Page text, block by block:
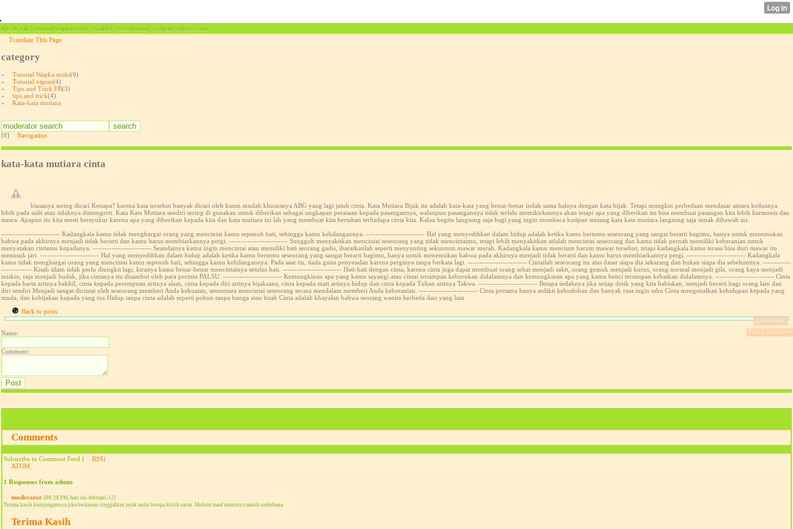
tips & trik | tutorial wapka.mobi | builder | free hosting | wapsite xtgem.com
Translate This Page
category
» Tutorial Wapka.mobi(9)
»
Tutorial xtgem(4)
»
Tips and Trick FB(3)
»
tips and trick(4)
»
Kata-kata mutiara
[#] Navigation
kata-kata mutiara cinta
biasanya sering dicari Kenapa? karena kata tersebut banyak dicari oleh kaum mudah khususnya ABG yang lagi jatuh cinta. Kata Mutiara Bijak itu adalah kata-kata yang benar-benar indah sama halnya dengan kata bijak. Tetapi mungkin perbedaan mendasar antara keduanya
lebih pada sulit atau tidaknya dimengerti. Kata Kata Mutiara sendiri sering di gunakan untuk diberikan sebagai ungkapan perasaan kepada pasangannya, walaupun pasangannya tidak terlalu memikirkannya akan tetapi apa yang diberikan itu bisa membuat pasangan kita lebih harmonis dan
mesra. Apapun itu kita mesti bersyukur karena apa yang diberikan kepada kita dan kata mutiara ini lah yang membuat kita bertahan terhadapa cinta kita. Kalau begitu langsung saja bagi yang ingin membaca kutipan tentang kata kata mutiara langsung saja simak dibawah ini.
------------------------- Kadangkala kamu tidak menghargai orang yang mencintai kamu sepenuh hati, sehingga kamu kehilangannya. ------------------------- Hal yang menyedihkan dalam hidup adalah ketika kamu bertemu seseorang yang sangat berarti bagimu, hanya untuk menemukan
bahwa pada akhirnya menjadi tidak berarti dan kamu harus membiarkannya pergi. ------------------------- Sungguh menyakitkan mencintai seseorang yang tidak mencintaimu, tetapi lebih menyakitkan adalah mencintai seseorang dan kamu tidak pernah memiliki keberanian untuk
menyatakan cintamu kepadanya. ------------------------- Seandainya kamu ingin mencintai atau memiliki hati seorang gadis, ibaratkanlah seperti menyunting sekuntum mawar merah. Kadangkala kamu mencium harum mawar tersebut, tetapi kadangkala kamu terasa bisa duri mawar itu
menusuk jari. ------------------------- Hal yang menyedihkan dalam hidup adalah ketika kamu bertemu seseorang yang sangat berarti bagimu, hanya untuk menemukan bahwa pada akhirnya menjadi tidak berarti dan kamu harus membiarkannya pergi. ------------------------- Kadangkala
kamu tidak menghargai orang yang mencintai kamu sepenuh hati, sehingga kamu kehilangannya. Pada saat itu, tiada guna penyesalan karena perginya tanpa berkata lagi. ------------------------- Cintailah seseorang itu atas dasar siapa dia sekarang dan bukan siapa dia sebelumnya. ------------
------------- Kisah silam tidak perlu diungkit lagi, kiranya kamu benar-benar mencintainya setulus hati. ------------------------- Hati-hati dengan cinta, karena cinta juga dapat membuat orang sehat menjadi sakit, orang gemuk menjadi kurus, orang normal menjadi gila, orang kaya menjadi
miskin, raja menjadi budak, jika cintanya itu disambut oleh para pecinta PALSU. ------------------------- Kemungkinan apa yang kamu sayangi atau cintai tersimpan keburukan didalamnya dan kemungkinan apa yang kamu benci tersimpan kebaikan didalamnya. ------------------------- Cinta
kepada harta artinya bakhil, cinta kepada perempuan artinya alam, cinta kepada diri artinya bijaksana, cinta kepada mati artinya hidup dan cinta kepada Tuhan artinya Takwa. ------------------------- Betapa indahnya jika setiap detik yang kita habiskan, menjadi berarti bagi orang lain dan
diri sendiri Menjadi sangat dicintai oleh seseorang memberi Anda kekuatan, sementara mencintai seseorang secara mendalam memberi Anda keberanian. ------------------------- Cinta pertama hanya sedikit kebodohan dan banyak rasa ingin tahu Cinta mengenalkan kehidupan kepada yang
muda, dan kebijakan kepada yang tua Hidup tanpa cinta adalah seperti pohon tanpa bunga atau buah Cinta adalah khayalan bahwa seorang wanita berbeda dari yang lain
Back to posts
Comments:
Post a comment
Name:
Comment:
Comments
Subscribe to Comment Feed ( RSS)
ATOM
1 Responses from admin
moderator [08:28 PM, hari ini-februari-12]
Terima kasih kunjungannya jika berkenan tinggalkan jejak anda berupa kritik saran. Mohon maaf menunya masih sederhana
Terima Kasih